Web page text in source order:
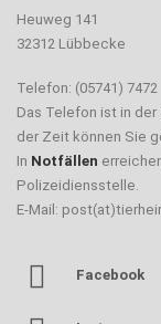
Heuweg 141
32312 Lübbecke
Telefon: (05741) 7472
Das Telefon ist in der
der Zeit können Sie
In Notfällen
Polizeidiensstelle.
E-Mail:
Facebook